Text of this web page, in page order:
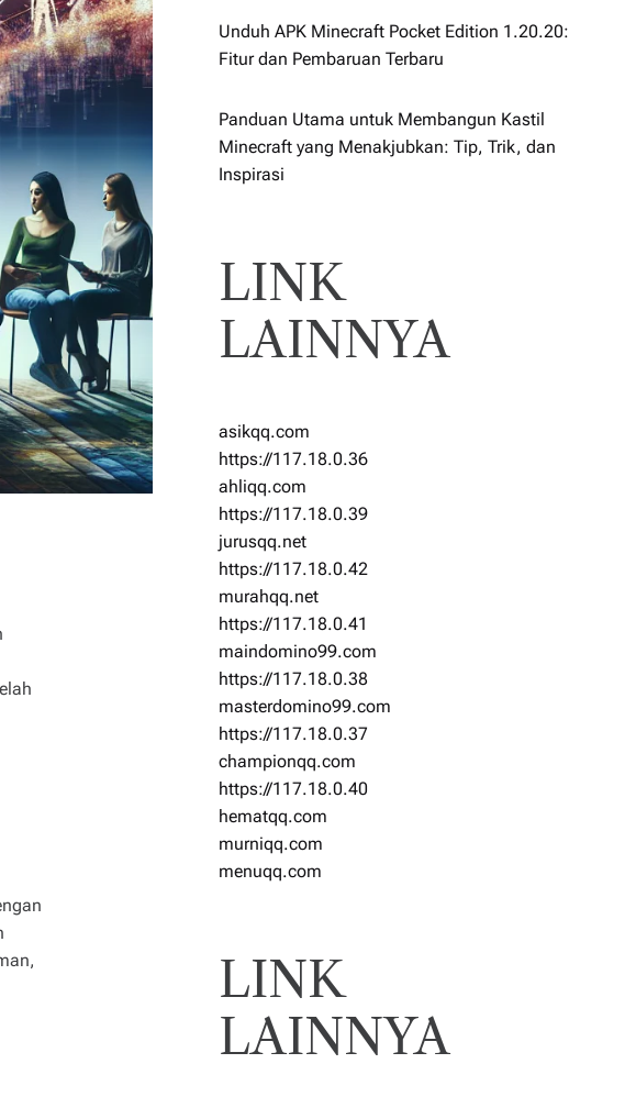
Unduh APK Minecraft Pocket Edition 1.20.20:
Fitur dan Pembaruan Terbaru
Panduan Utama untuk Membangun Kastil
Minecraft yang Menakjubkan: Tip, Trik, dan
Inspirasi
LINK
LAINNYA
asikqq.com
https://117.18.0.36
ahliqq.com
https://117.18.0.39
jurusqq.net
https://117.18.0.42
murahqq.net
https://117.18.0.41
maindomino99.com
https://117.18.0.38
masterdomino99.com
https://117.18.0.37
championqq.com
https://117.18.0.40
hematqq.com
murniqq.com
menuqq.com
LINK
LAINNYA